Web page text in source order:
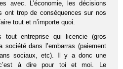
avec. L’économie, les décisions
ont trop de conséquences sur nos
tout et n’importe quoi.
tout entreprise qui licencie (gros
dans l’embarras (paiement
sociaux, etc). Il y a donc une
c’est à dire pour toi et moi. Le